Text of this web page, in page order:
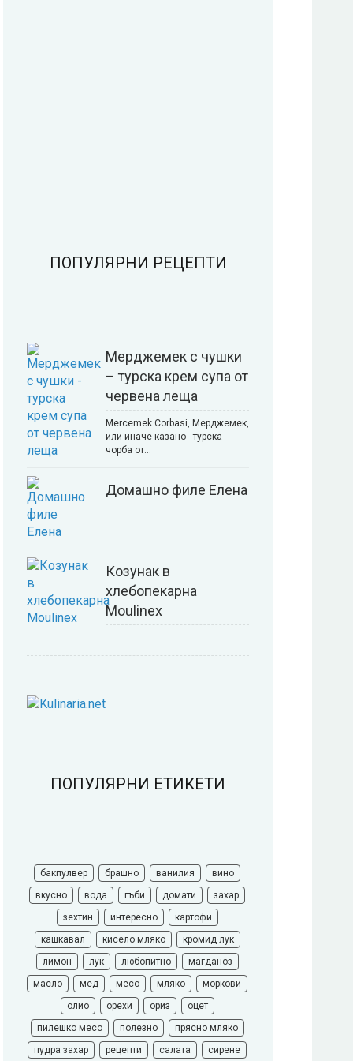
ПОПУЛЯРНИ РЕЦЕПТИ
Мерджемек с чушки
– турска крем супа от
червена леща
Mercemek Corbasi, Мерджемек,
или иначе казано - турска
чорба от…
Домашно филе Елена
Козунак в
хлебопекарна
Moulinex
ПОПУЛЯРНИ ЕТИКЕТИ
бакпулвер брашно ванилия
вино
вкусно
вода гъби домати
захар
зехтин
интересно
картофи
кашкавал
кисело мляко
кромид лук
лимон
лук любопитно
магданоз
масло
мед месо мляко
моркови
олио
орехи ориз
оцет
пилешко месо
полезно
прясно мляко
пудра захар
рецепти салата сирене